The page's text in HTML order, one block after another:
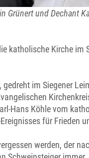
Grünert und Dechant
katholische Kirche im
gedreht im Siegener
Hans Köhle vom
für Frieden
werden, der